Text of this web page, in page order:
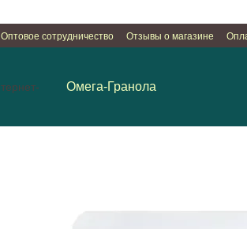
Оптовое сотрудничество Отзывы о магазине
Омега-Гранола